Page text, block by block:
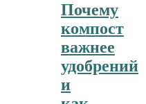
Почему
компост
важнее
удобрений
и